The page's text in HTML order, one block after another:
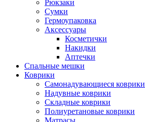
Рюкзаки
Сумки
Гермоупаковка
Аксессуары
Косметички
Накидки
Аптечки
Спальные мешки
Коврики
Самонадувающиеся коврики
Надувные коврики
Складные коврики
Полиуретановые коврики
Матрасы